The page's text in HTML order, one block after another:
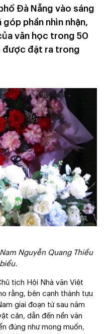
Đà Nẵng vào sáng
phần nhìn nhận,
văn học trong 50
được đặt ra trong
Nguyễn Quang Thiều
tịch Hội Nhà văn Việt
rằng, bên cạnh thành tựu
giai đoạn từ sau năm
cản, dẫn đến nền văn
đúng như mong muốn,